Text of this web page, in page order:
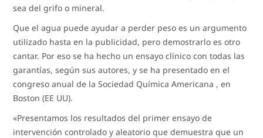
sea del grifo o mineral.
Que el agua puede ayudar a perder peso es un argumento
utilizado hasta en la publicidad, pero demostrarlo es otro
cantar. Por eso se ha hecho un ensayo clínico con todas las
garantías, según sus autores, y se ha presentado en el
congreso anual de la Sociedad Química Americana , en
Boston (EE UU).
«Presentamos los resultados del primer ensayo de
intervención controlado y aleatorio que demuestra que un